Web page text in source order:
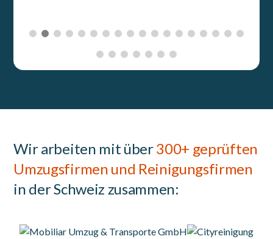
Wir arbeiten mit über300+ geprüften
Umzugsfirmen und Reinigungsfirmen
in der Schweiz zusammen: